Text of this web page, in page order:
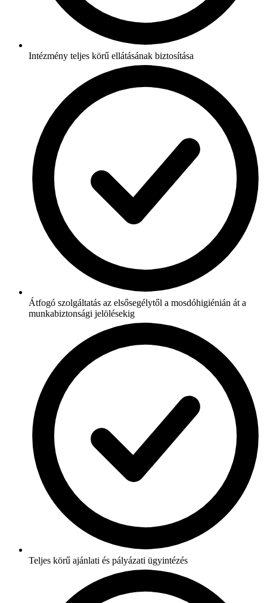
Intézmény teljes körű ellátásának biztosítása
Átfogó szolgáltatás az elsősegélytől a mosdóhigiénián át a
munkabiztonsági jelölésekig
Teljes körű ajánlati és pályázati ügyintézés